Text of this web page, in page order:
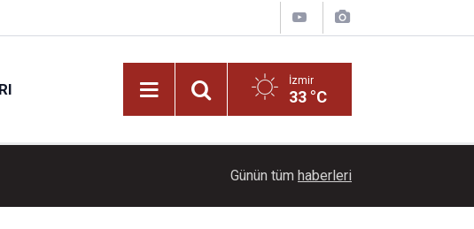
İzmir
33 °C
Başkan Kınay ve 17 meclis üyesi YENİ Parti’ye
Günün tüm haberleri